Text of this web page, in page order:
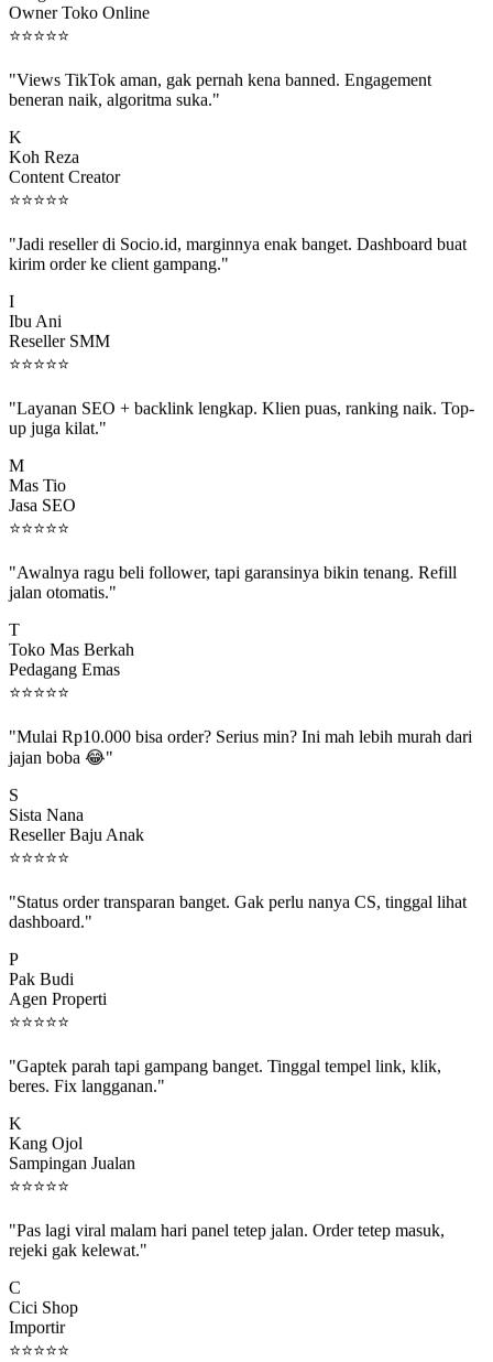
⭐⭐⭐⭐⭐
beneran naik, algoritma suka."
Koh Reza
Content Creator
⭐⭐⭐⭐⭐
kirim order ke client gampang."
Ibu Ani
Reseller SMM
⭐⭐⭐⭐⭐
up juga kilat."
Mas Tio
Jasa SEO
⭐⭐⭐⭐⭐
jalan otomatis."
Toko Mas Berkah
Pedagang Emas
⭐⭐⭐⭐⭐
jajan boba 😂"
Sista Nana
Reseller Baju Anak
⭐⭐⭐⭐⭐
dashboard."
Pak Budi
Agen Properti
⭐⭐⭐⭐⭐
beres. Fix langganan."
Kang Ojol
Sampingan Jualan
⭐⭐⭐⭐⭐
rejeki gak kelewat."
Cici Shop
Importir
⭐⭐⭐⭐⭐